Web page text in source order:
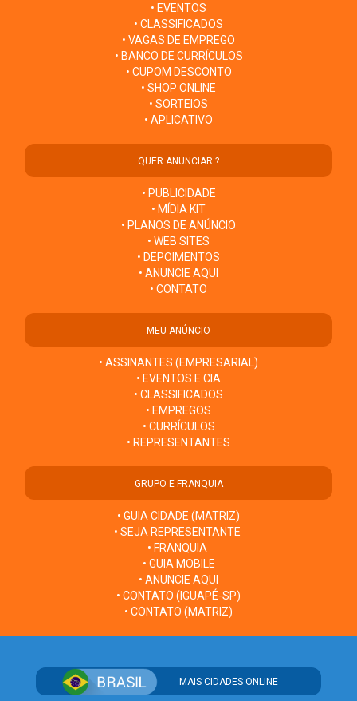
• EVENTOS
• CLASSIFICADOS
• VAGAS DE EMPREGO
• BANCO DE CURRÍCULOS
• CUPOM DESCONTO
• SHOP ONLINE
• SORTEIOS
• APLICATIVO
QUER ANUNCIAR ?
• PUBLICIDADE
• MÍDIA KIT
• PLANOS DE ANÚNCIO
• WEB SITES
• DEPOIMENTOS
• ANUNCIE AQUI
• CONTATO
MEU ANÚNCIO
• ASSINANTES (EMPRESARIAL)
• EVENTOS E CIA
• CLASSIFICADOS
• EMPREGOS
• CURRÍCULOS
• REPRESENTANTES
GRUPO E FRANQUIA
• GUIA CIDADE (MATRIZ)
• SEJA REPRESENTANTE
• FRANQUIA
• GUIA MOBILE
• ANUNCIE AQUI
• CONTATO (IGUAPÉ-SP)
• CONTATO (MATRIZ)
MAIS CIDADES ONLINE